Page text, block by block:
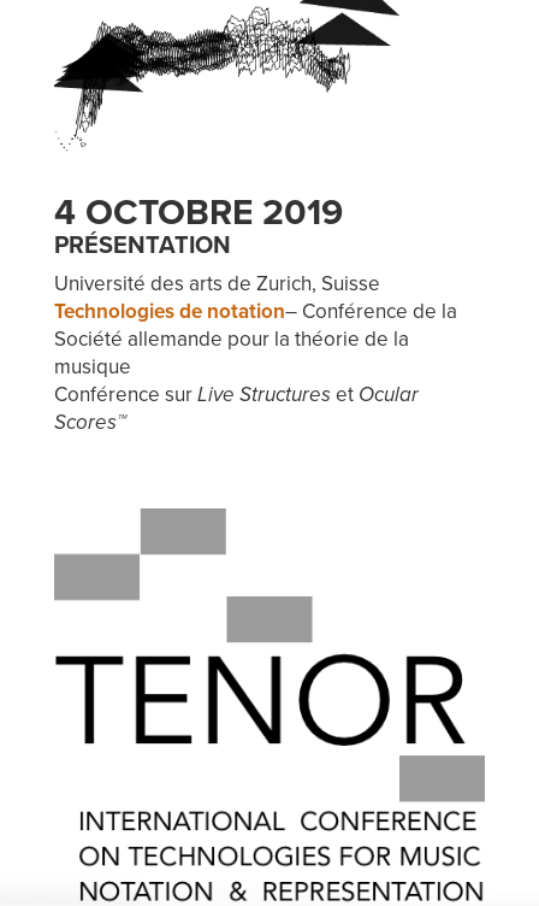
4 OCTOBRE 2019
PRÉSENTATION
Université des arts de Zurich, Suisse
Technologies de notation– Conférence de la
Société allemande pour la théorie de la
musique
Conférence surLive Structureset Ocular
Scores™